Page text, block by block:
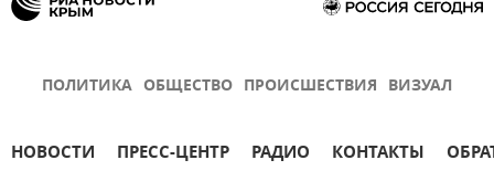
ПОЛИТИКА ОБЩЕСТВО ПРОИСШЕСТВИЯ ВИЗУАЛ
НОВОСТИ ПРЕСС-ЦЕНТР РАДИО КОНТАКТЫ